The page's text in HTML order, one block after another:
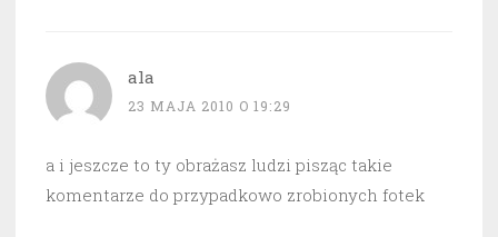
ala
23 MAJA 2010 O 19:29
a i jeszcze to ty obrażasz ludzi pisząc takie
komentarze do przypadkowo zrobionych fotek